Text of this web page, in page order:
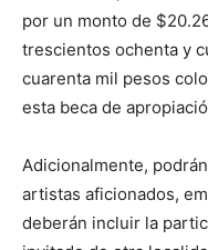
por un monto de
trescientos ochenta y
cuarenta mil pesos
esta beca de
Adicionalmente,
artistas aficionados,
deberán incluir la